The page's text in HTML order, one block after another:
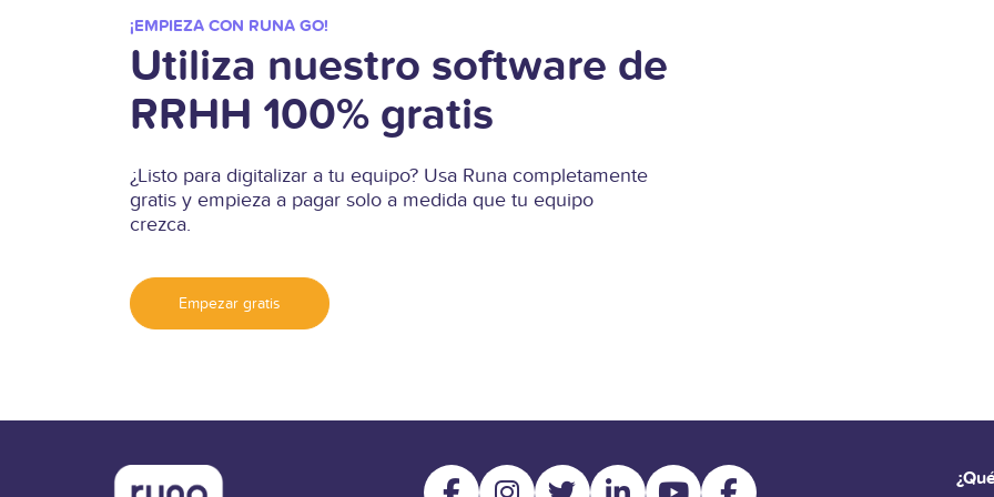
¡EMPIEZA CON RUNA GO!
Utiliza nuestro software de
RRHH 100% gratis
¿Listo para digitalizar a tu equipo? Usa Runa completamente
gratis y empieza a pagar solo a medida que tu equipo
crezca.
Empezar gratis